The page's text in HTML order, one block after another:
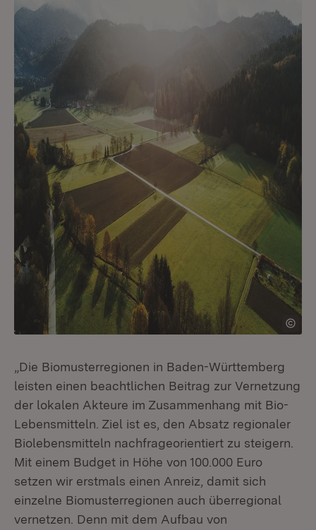
„Die Biomusterregionen in Baden-Württemberg
leisten einen beachtlichen Beitrag zur Vernetzung
der lokalen Akteure im Zusammenhang mit Bio-
Lebensmitteln. Ziel ist es, den Absatz regionaler
Biolebensmitteln nachfrageorientiert zu steigern.
Mit einem Budget in Höhe von 100.000 Euro
setzen wir erstmals einen Anreiz, damit sich
einzelne Biomusterregionen auch überregional
vernetzen. Denn mit dem Aufbau von